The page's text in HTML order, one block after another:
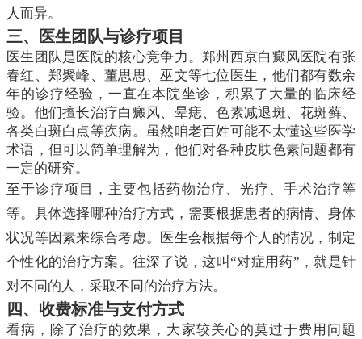
人而异。
三、医生团队与诊疗项目
医生团队是医院的核心竞争力。郑州西京白癜风医院有张
春红、郑聚峰、董思思、巫文等七位医生，他们都有数余
年的诊疗经验，一直在本院坐诊，积累了大量的临床经
验。他们擅长治疗白癜风、晕痣、色素减退斑、花斑藓、
各类白斑白点等疾病。虽然咱老百姓可能不太懂这些医学
术语，但可以简单理解为，他们对各种皮肤色素问题都有
一定的研究。
至于诊疗项目，主要包括药物治疗、光疗、手术治疗等
等。具体选择哪种治疗方式，需要根据患者的病情、身体
状况等因素来综合考虑。医生会根据每个人的情况，制定
个性化的治疗方案。往深了说，这叫“对症用药”，就是针
对不同的人，采取不同的治疗方法。
四、收费标准与支付方式
看病，除了治疗的效果，大家较关心的莫过于费用问题